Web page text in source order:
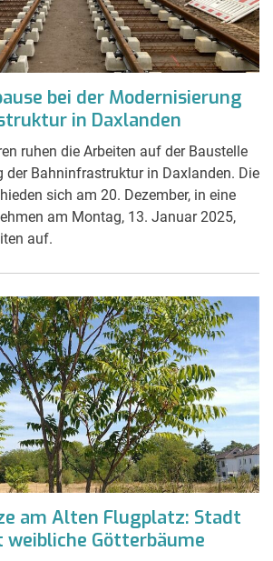
bei der Modernisierung
in Daxlanden
ruhen die Arbeiten auf der Baustelle
der Bahninfrastruktur in Daxlanden. Die
sich am 20. Dezember, in eine
am Montag, 13. Januar 2025,
auf.
am Alten Flugplatz: Stadt
Götterbäume